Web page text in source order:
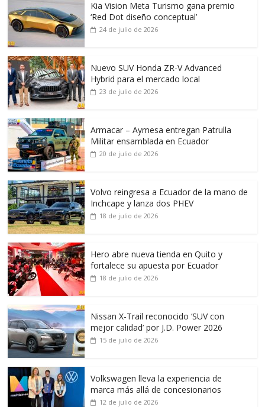
Kia Vision Meta Turismo gana premio
‘Red Dot diseño conceptual’
24 de julio de 2026
Nuevo SUV Honda ZR-V Advanced
Hybrid para el mercado local
23 de julio de 2026
Armacar – Aymesa entregan Patrulla
Militar ensamblada en Ecuador
20 de julio de 2026
Volvo reingresa a Ecuador de la mano de
Inchcape y lanza dos PHEV
18 de julio de 2026
Hero abre nueva tienda en Quito y
fortalece su apuesta por Ecuador
18 de julio de 2026
Nissan X-Trail reconocido ‘SUV con
mejor calidad’ por J.D. Power 2026
15 de julio de 2026
Volkswagen lleva la experiencia de
marca más allá de concesionarios
12 de julio de 2026